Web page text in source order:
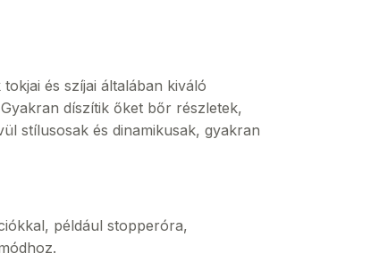
és szíjai általában kiváló
díszítik őket bőr részletek,
stílusosak és dinamikusak, gyakran
például stopperóra,